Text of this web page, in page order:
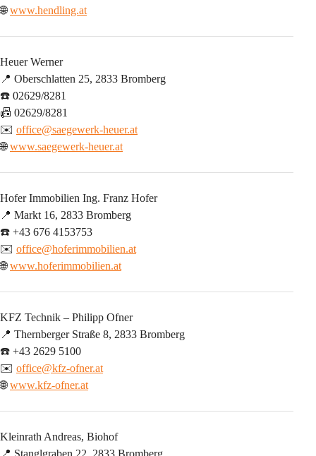
🌐 www.hendling.at
Heuer Werner
📍 Oberschlatten 25, 2833 Bromberg
☎️ 02629/8281
📠 02629/8281
✉️ office@saegewerk-heuer.at
🌐 www.saegewerk-heuer.at
Hofer Immobilien Ing. Franz Hofer
📍 Markt 16, 2833 Bromberg
☎️ +43 676 4153753
✉️ office@hoferimmobilien.at
🌐 www.hoferimmobilien.at
KFZ Technik – Philipp Ofner
📍 Thernberger Straße 8, 2833 Bromberg
☎️ +43 2629 5100
✉️ office@kfz-ofner.at
🌐 www.kfz-ofner.at
Kleinrath Andreas, Biohof
📍 Stanglgraben 22, 2833 Bromberg